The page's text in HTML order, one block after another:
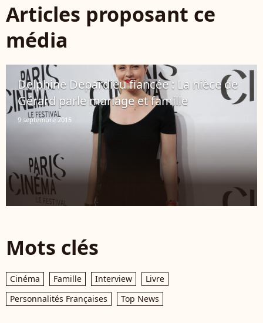
Articles proposant ce
média
Delphine Depardieu fiancée : La nièce de
Gérard parle mariage et famille
9 septembre 2015
Mots clés
Cinéma Famille Interview
Livre
Personnalités Françaises
Top News